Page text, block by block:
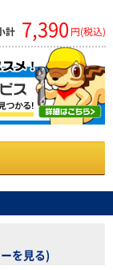
計 7,390 円(税込)
を見る)